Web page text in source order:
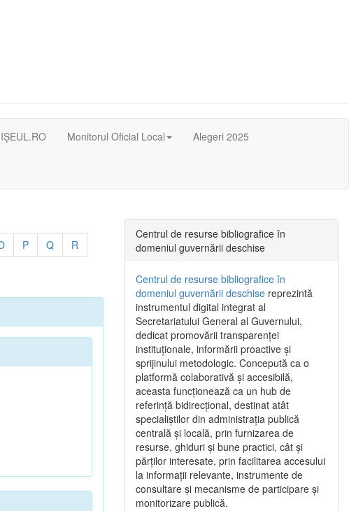
Monitorul Oficial Local Alegeri 2025
P Q
R
Centrul de resurse bibliografice în
domeniul guvernării deschise
Centrul de resurse bibliografice în
domeniul guvernării deschise reprezintă
instrumentul digital integrat al
Secretariatului General al Guvernului,
dedicat promovării transparenței
instituționale, informării proactive și
sprijinului metodologic. Concepută ca o
platformă colaborativă și accesibilă,
aceasta funcționează ca un hub de
referință bidirecțional, destinat atât
specialiștilor din administrația publică
centrală și locală, prin furnizarea de
resurse, ghiduri și bune practici, cât și
părților interesate, prin facilitarea accesului
la informații relevante, instrumente de
consultare și mecanisme de participare și
monitorizare publică.